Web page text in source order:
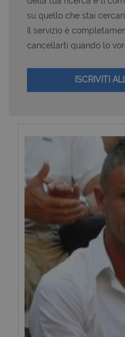
su quello che stai
Il servizio è
cancellarti quando lo
ISCRIVITI